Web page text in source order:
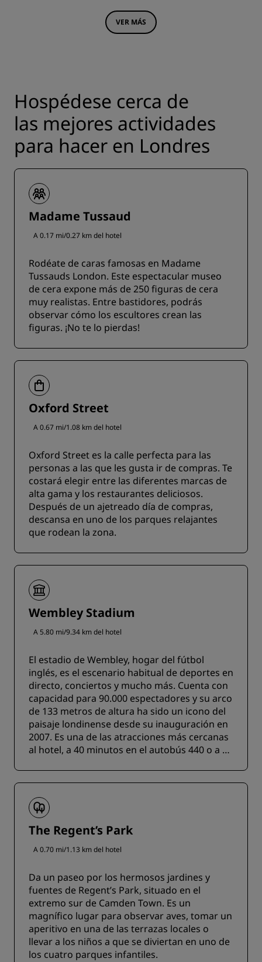
VER MÁS
Hospédese cerca de
las mejores actividades
para hacer en Londres
Madame Tussaud
A 0.17 mi/0.27 km del hotel
Rodéate de caras famosas en Madame
Tussauds London. Este espectacular museo
de cera expone más de 250 figuras de cera
muy realistas. Entre bastidores, podrás
observar cómo los escultores crean las
figuras. ¡No te lo pierdas!
Oxford Street
A 0.67 mi/1.08 km del hotel
Oxford Street es la calle perfecta para las
personas a las que les gusta ir de compras. Te
costará elegir entre las diferentes marcas de
alta gama y los restaurantes deliciosos.
Después de un ajetreado día de compras,
descansa en uno de los parques relajantes
que rodean la zona.
Wembley Stadium
A 5.80 mi/9.34 km del hotel
El estadio de Wembley, hogar del fútbol
inglés, es el escenario habitual de deportes en
directo, conciertos y mucho más. Cuenta con
capacidad para 90.000 espectadores y su arco
de 133 metros de altura ha sido un icono del
paisaje londinense desde su inauguración en
2007. Es una de las atracciones más cercanas
al hotel, a 40 minutos en el autobús 440 o a 20
The Regent’s Park
A 0.70 mi/1.13 km del hotel
Da un paseo por los hermosos jardines y
fuentes de Regent’s Park, situado en el
extremo sur de Camden Town. Es un
magnífico lugar para observar aves, tomar un
aperitivo en una de las terrazas locales o
llevar a los niños a que se diviertan en uno de
los cuatro parques infantiles.